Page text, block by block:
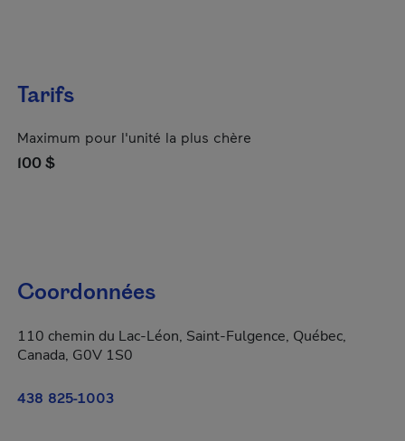
Tarifs
Maximum pour l'unité la plus chère
100 $
Coordonnées
110 chemin du Lac-Léon, Saint-Fulgence, Québec,
Canada, G0V 1S0
438 825-1003